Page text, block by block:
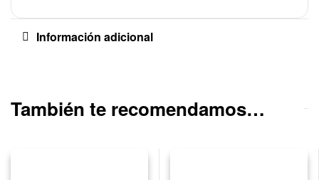
Información adicional
También te recomendamos…